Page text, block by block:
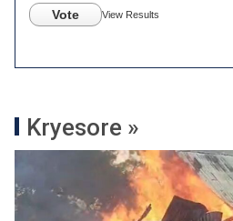
Vote View Results
Kryesore »